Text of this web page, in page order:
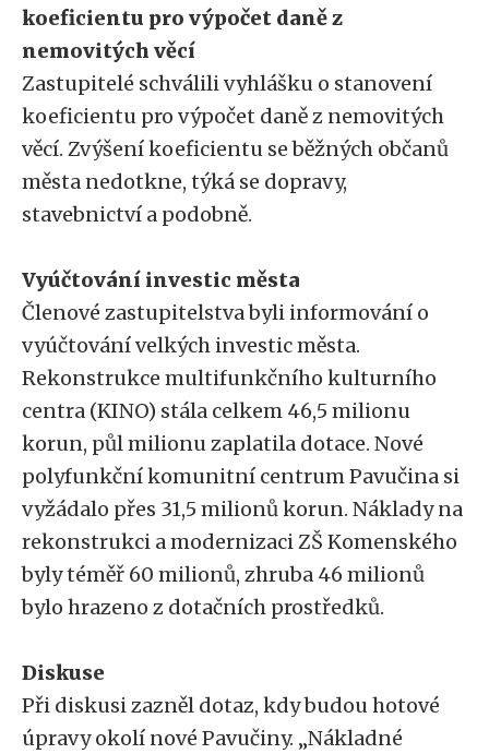
koeficientu pro výpočet daně z
nemovitých věcí
Zastupitelé schválili vyhlášku o stanovení
koeficientu pro výpočet daně z nemovitých
věcí. Zvýšení koeficientu se běžných občanů
města nedotkne, týká se dopravy,
stavebnictví a podobně.
Vyúčtování investic města
Členové zastupitelstva byli informování o
vyúčtování velkých investic města.
Rekonstrukce multifunkčního kulturního
centra (KINO) stála celkem 46,5 milionu
korun, půl milionu zaplatila dotace. Nové
polyfunkční komunitní centrum Pavučina si
vyžádalo přes 31,5 milionů korun. Náklady na
rekonstrukci a modernizaci ZŠ Komenského
byly téměř 60 milionů, zhruba 46 milionů
bylo hrazeno z dotačních prostředků.
Diskuse
Při diskusi zazněl dotaz, kdy budou hotové
úpravy okolí nové Pavučiny. „Nákladné